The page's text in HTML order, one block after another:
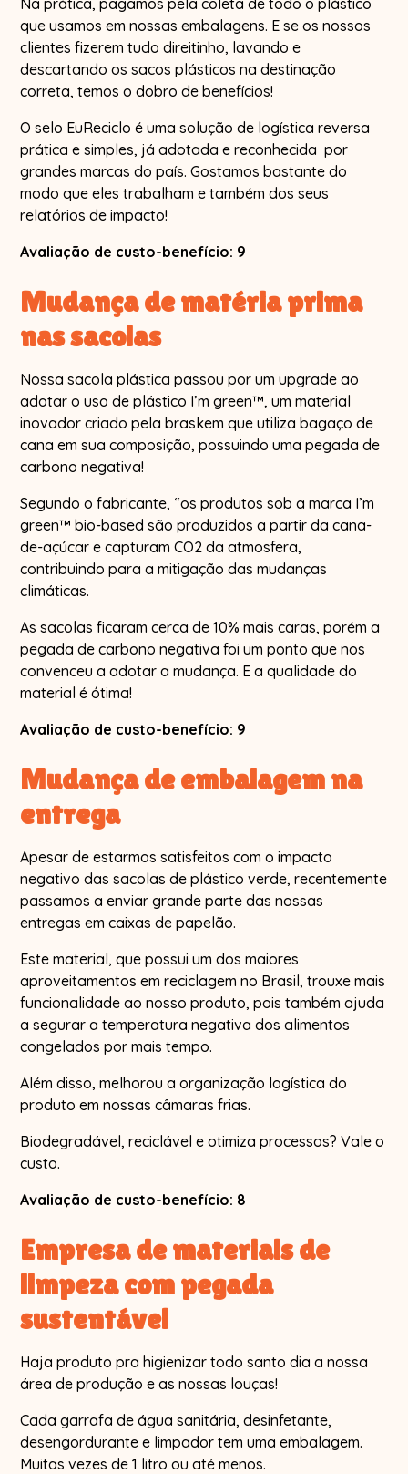
que usamos em nossas embalagens. E se os nossos
clientes fizerem tudo direitinho, lavando e
descartando os sacos plásticos na destinação
correta, temos o dobro de benefícios!
O selo EuReciclo é uma solução de logística reversa
prática e simples, já adotada e reconhecida por
grandes marcas do país. Gostamos bastante do
modo que eles trabalham e também dos seus
relatórios de impacto!
Avaliação de custo-benefício: 9
Mudança de matéria prima
nas sacolas
Nossa sacola plástica passou por um upgrade ao
adotar o uso de plástico I’m green™, um material
inovador criado pela braskem que utiliza bagaço de
cana em sua composição, possuindo uma pegada de
carbono negativa!
Segundo o fabricante, “os produtos sob a marca I’m
green™ bio-based são produzidos a partir da cana-
de-açúcar e capturam CO2 da atmosfera,
contribuindo para a mitigação das mudanças
climáticas.
As sacolas ficaram cerca de 10% mais caras, porém a
pegada de carbono negativa foi um ponto que nos
convenceu a adotar a mudança. E a qualidade do
material é ótima!
Avaliação de custo-benefício: 9
Mudança de embalagem na
entrega
Apesar de estarmos satisfeitos com o impacto
negativo das sacolas de plástico verde, recentemente
passamos a enviar grande parte das nossas
entregas em caixas de papelão.
Este material, que possui um dos maiores
aproveitamentos em reciclagem no Brasil, trouxe mais
funcionalidade ao nosso produto, pois também ajuda
a segurar a temperatura negativa dos alimentos
congelados por mais tempo.
Além disso, melhorou a organização logística do
produto em nossas câmaras frias.
Biodegradável, reciclável e otimiza processos? Vale o
custo.
Avaliação de custo-benefício: 8
Empresa de materiais de
limpeza com pegada
sustentável
Haja produto pra higienizar todo santo dia a nossa
área de produção e as nossas louças!
Cada garrafa de água sanitária, desinfetante,
desengordurante e limpador tem uma embalagem.
Muitas vezes de 1 litro ou até menos.